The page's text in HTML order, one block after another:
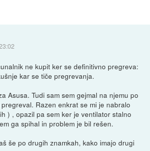
ne kupit ker se definitivno pregreva:
kar se tiče pregrevanja.
Asusa. Tudi sam sem gejmal na njemu po
Razen enkrat se mi je nabralo
) , opazil pa sem ker je ventilator stalno
ga spihal in problem je bil rešen.
še po drugih znamkah, kako imajo drugi